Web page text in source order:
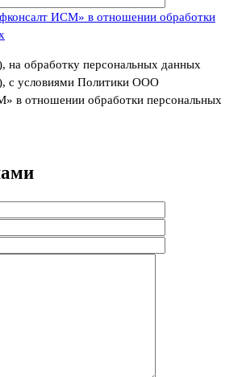
ИСМ» в отношении обработки
на обработку персональных данных
с условиями Политики ООО
в отношении обработки персональных